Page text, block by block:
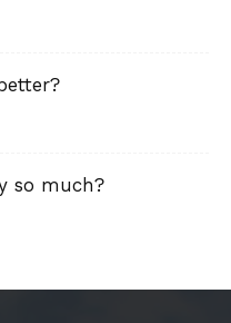
so much?